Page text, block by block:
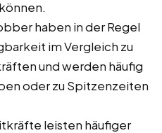
haben in der Regel
im Vergleich zu
und werden häufig
oder zu Spitzenzeiten
leisten häufiger